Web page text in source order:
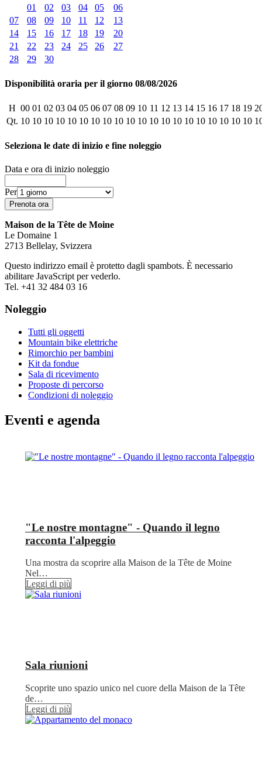
01
02 03 04 05
06
07
08 09 10 11 12
13
14
15 16 17 18 19
20
21
22 23 24 25 26
27
28
29 30
Disponibilità oraria per il giorno 08/08/2026
H 00 01 02 03 04 05 06 07 08 09 10 11 12 13 14 15 16 17 18 19
Qt. 10 10 10 10 10 10 10 10 10 10 10 10 10 10 10 10 10 10 10 10
Seleziona le date di inizio e fine noleggio
Data e ora di inizio noleggio
Per
Maison de la Tête de Moine
Le Domaine 1
2713 Bellelay, Svizzera
Questo indirizzo email è protetto dagli spambots. È necessario
abilitare JavaScript per vederlo.
Tel. +41 32 484 03 16
Noleggio
Tutti gli oggetti
Mountain bike elettriche
Rimorchio per bambini
Kit da fondue
Sala di ricevimento
Proposte di percorso
Condizioni di noleggio
Eventi e agenda
"Le nostre montagne" - Quando il legno
racconta l'alpeggio
Una mostra da scoprire alla Maison de la Tête de Moine
Nel…
Leggi di più
Sala riunioni
Scoprite uno spazio unico nel cuore della Maison de la Tête
de…
Leggi di più